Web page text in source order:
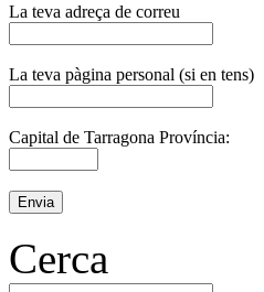
La teva adreça de correu
La teva pàgina personal (si en tens)
Capital de Tarragona Província:
Cerca